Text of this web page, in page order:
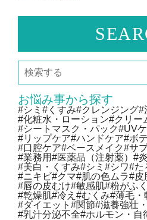
お悩み事から探す
#シミ #くすみ#クレンジング#
#化粧水・ローション#クリー
#シートマスク・パック#UV
#リップケア#ハンドケア#ボ
#口腔ケア#ベースメイク#サ
#業務用#医薬品（注射薬） #
#美白・くすみ#シミ #シワ#た
#ニキビ#クマ#肌の色ムラ#皮
#唇の皮むけ#敏感肌#粉がふ
#乾燥肌#冷え #むくみ#薄毛・
#ダイエット #関節#滋養強壮
#乳汁分泌不全#ホルモン・自